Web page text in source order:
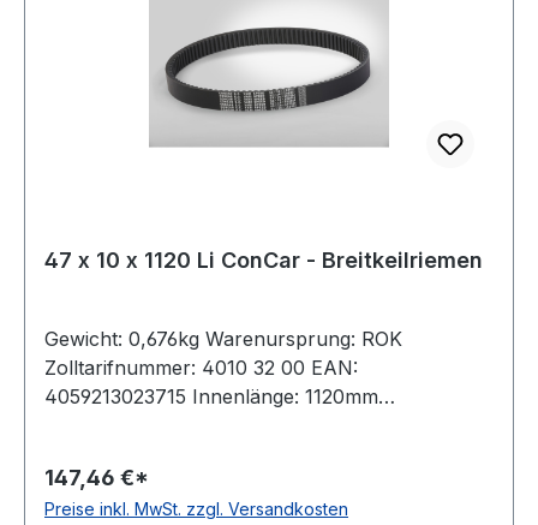
47 x 10 x 1120 Li ConCar - Breitkeilriemen
Gewicht: 0,676kg Warenursprung: ROK
Zolltarifnummer: 4010 32 00 EAN:
4059213023715 Innenlänge: 1120mm
antistatisch: ja Norm: DIN 7719 / ISO 1604 Breite:
47mm Höhe: 10mm Winkel: 28° Material:
147,46 €*
Preise inkl. MwSt. zzgl. Versandkosten